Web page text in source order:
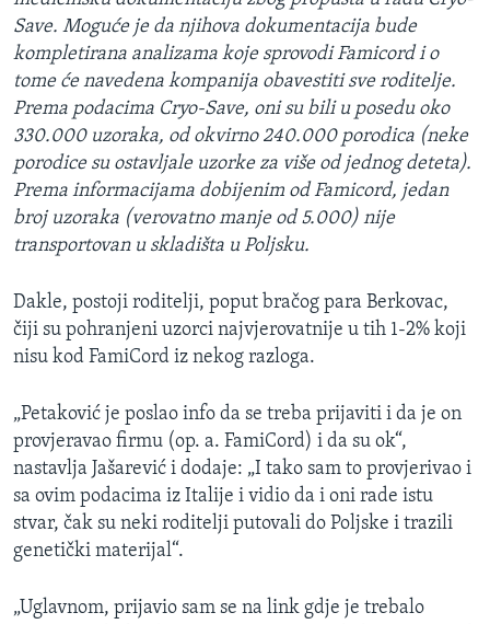
Save. Moguće je da njihova dokumentacija bude
kompletirana analizama koje sprovodi Famicord i o
tome će navedena kompanija obavestiti sve roditelje.
Prema podacima Cryo-Save, oni su bili u posedu oko
330.000 uzoraka, od okvirno 240.000 porodica (neke
porodice su ostavljale uzorke za više od jednog deteta).
Prema informacijama dobijenim od Famicord, jedan
broj uzoraka (verovatno manje od 5.000) nije
transportovan u skladišta u Poljsku.
Dakle, postoji roditelji, poput bračog para Berkovac,
čiji su pohranjeni uzorci najvjerovatnije u tih 1-2% koji
nisu kod FamiCord iz nekog razloga.
„Petaković je poslao info da se treba prijaviti i da je on
provjeravao firmu (op. a. FamiCord) i da su ok“,
nastavlja Jašarević i dodaje: „I tako sam to provjerivao i
sa ovim podacima iz Italije i vidio da i oni rade istu
stvar, čak su neki roditelji putovali do Poljske i trazili
genetički materijal“.
„Uglavnom, prijavio sam se na link gdje je trebalo